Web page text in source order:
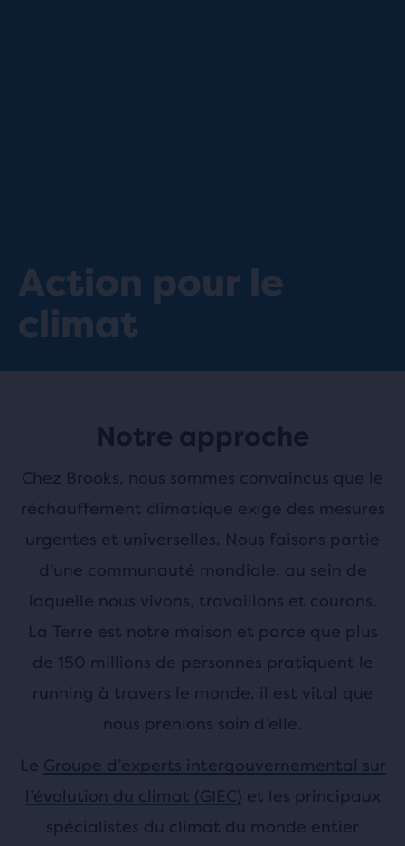
Action pour le
climat
Notre approche
Chez Brooks, nous sommes convaincus que le
réchauffement climatique exige des mesures
urgentes et universelles. Nous faisons partie
d’une communauté mondiale, au sein de
laquelle nous vivons, travaillons et courons.
La Terre est notre maison et parce que plus
de 150 millions de personnes pratiquent le
running à travers le monde, il est vital que
nous prenions soin d’elle.
Le Groupe d’experts intergouvernemental sur
l’évolution du climat (GIEC) et les principaux
spécialistes du climat du monde entier